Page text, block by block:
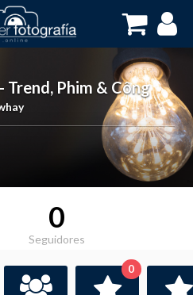
Trend, Phim & Công
0
Seguidores
0